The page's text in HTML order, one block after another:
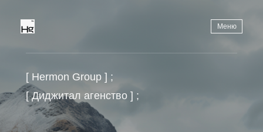
Меню
[ Hermon Group ] ;
[ Диджитал агенство ] ;